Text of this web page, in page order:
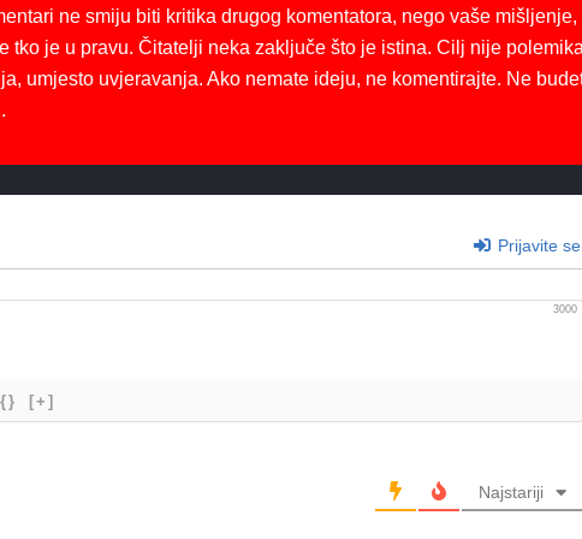
ne smiju biti kritika drugog komentatora, nego vaše mišljenje,
tko je u pravu. Čitatelji neka zaključe što je istina. Cilj nije
umjesto uvjeravanja. Ako nemate ideju, ne komentirajte. Ne
Prijavite se
3000
{} [+]
Najstariji